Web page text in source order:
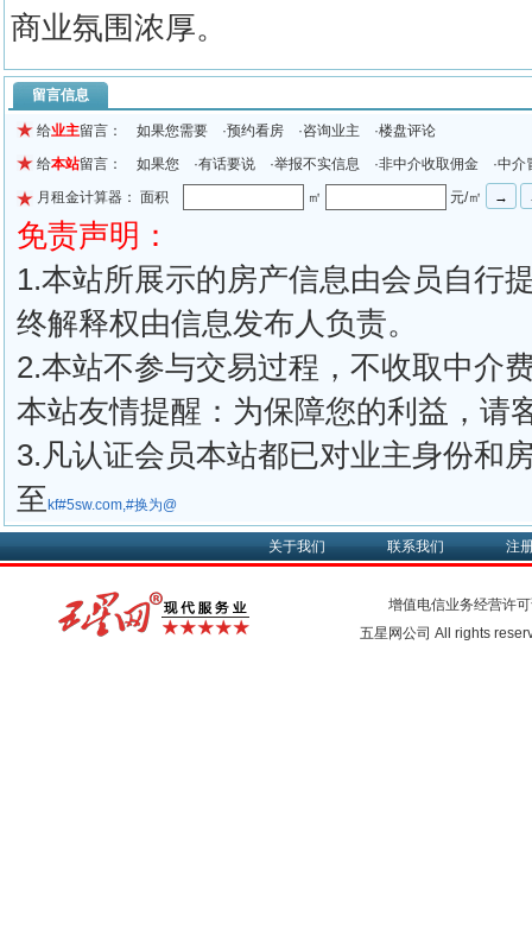
商业氛围浓厚。
留言信息
给业主留言： 如果您需要 ·预约看房 ·咨询业主 ·楼盘评论
给本站留言： 如果您 ·有话要说 ·举报不实信息 ·非中介收取佣金 ·中介
月租金计算器： 面积
㎡ 元/㎡
免责声明：
1.本站所展示的房产信息由会员自行
终解释权由信息发布人负责。
2.本站不参与交易过程，不收取中介
本站友情提醒：为保障您的利益，请
3.凡认证会员本站都已对业主身份和
至 kf#5sw.com,#换为@
关于我们 联系我们 注
增值电信业务经营许
五星网公司 All rights